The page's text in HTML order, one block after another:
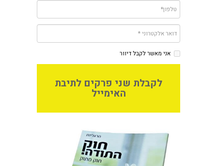
אני מאשר לקבל דיוור
לקבלת שני פרקים לתיבת
האימייל